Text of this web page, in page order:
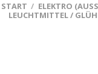
START / ELEKTRO
LEUCHTMITTEL /